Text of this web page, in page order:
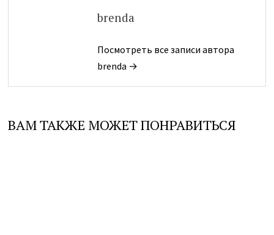
brenda
Посмотреть все записи автора
brenda →
ВАМ ТАКЖЕ МОЖЕТ ПОНРАВИТЬСЯ